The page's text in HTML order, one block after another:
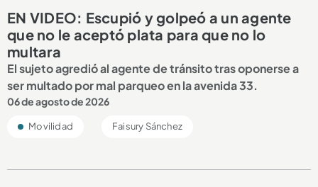
EN VIDEO: Escupió y golpeó a un agente
que no le aceptó plata para que no lo
multara
El sujeto agredió al agente de tránsito tras oponerse a
ser multado por mal parqueo en la avenida 33.
06 de agosto de 2026
Movilidad Faisury Sánchez